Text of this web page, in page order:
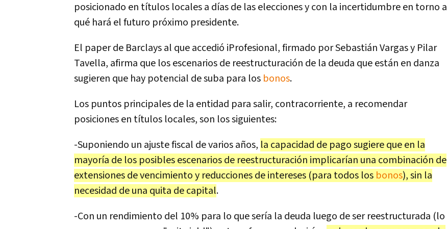
posicionado en títulos locales a días de las elecciones y con la incertidumbre en torno a
qué hará el futuro próximo presidente.
El paper de Barclays al que accedió iProfesional, firmado por Sebastián Vargas y Pilar
Tavella, afirma que los escenarios de reestructuración de la deuda que están en danza
sugieren que hay potencial de suba para los bonos.
Los puntos principales de la entidad para salir, contracorriente, a recomendar
posiciones en títulos locales, son los siguientes:
-Suponiendo un ajuste fiscal de varios años, la capacidad de pago sugiere que en la
mayoría de los posibles escenarios de reestructuración implicarían una combinación de
extensiones de vencimiento y reducciones de intereses (para todos los bonos), sin la
necesidad de una quita de capital.
-Con un rendimiento del 10% para lo que sería la deuda luego de ser reestructurada (lo